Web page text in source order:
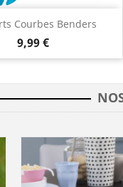
Courbes Benders
9,99 €
Aperçu rapide